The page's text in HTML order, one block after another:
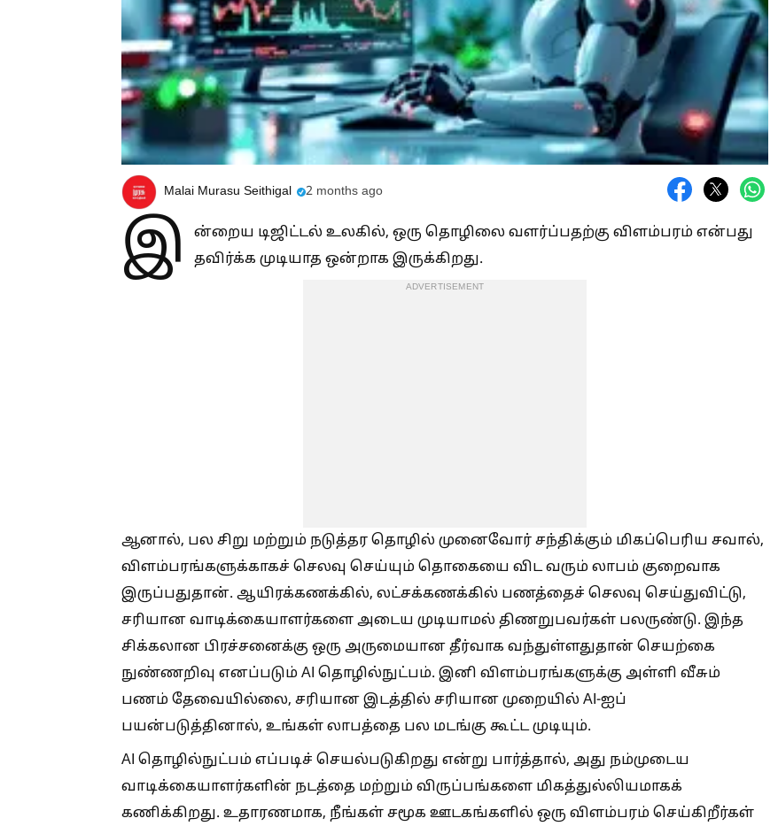
Malai Murasu Seithigal 2 months ago
இ
ன்றைய டிஜிட்டல் உலகில், ஒரு தொழிலை வளர்ப்பதற்கு விளம்பரம் என்பது
தவிர்க்க முடியாத ஒன்றாக இருக்கிறது.
ADVERTISEMENT
ஆனால், பல சிறு மற்றும் நடுத்தர தொழில் முனைவோர் சந்திக்கும் மிகப்பெரிய சவால்,
விளம்பரங்களுக்காகச் செலவு செய்யும் தொகையை விட வரும் லாபம் குறைவாக
இருப்பதுதான். ஆயிரக்கணக்கில், லட்சக்கணக்கில் பணத்தைச் செலவு செய்துவிட்டு,
சரியான வாடிக்கையாளர்களை அடைய முடியாமல் திணறுபவர்கள் பலருண்டு. இந்த
சிக்கலான பிரச்சனைக்கு ஒரு அருமையான தீர்வாக வந்துள்ளதுதான் செயற்கை
நுண்ணறிவு எனப்படும் AI தொழில்நுட்பம். இனி விளம்பரங்களுக்கு அள்ளி வீசும்
பணம் தேவையில்லை, சரியான இடத்தில் சரியான முறையில் AI-ஐப்
பயன்படுத்தினால், உங்கள் லாபத்தை பல மடங்கு கூட்ட முடியும்.
AI தொழில்நுட்பம் எப்படிச் செயல்படுகிறது என்று பார்த்தால், அது நம்முடைய
வாடிக்கையாளர்களின் நடத்தை மற்றும் விருப்பங்களை மிகத்துல்லியமாகக்
கணிக்கிறது. உதாரணமாக, நீங்கள் சமூக ஊடகங்களில் ஒரு விளம்பரம் செய்கிறீர்கள்